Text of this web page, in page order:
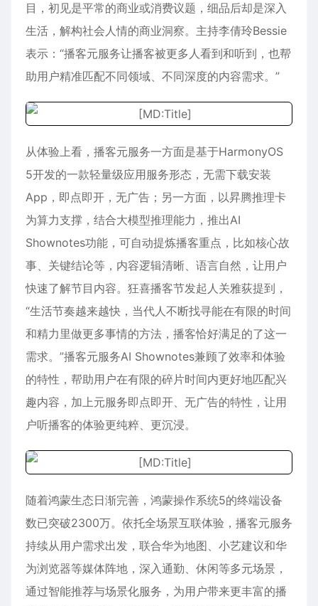
目，初见是平常的商业或消费议题，细品后却是深入
生活，解构社会人情的商业洞察。主持李倩玲Bessie
表示：“播客元服务让播客被更多人看到和听到，也帮
助用户精准匹配不同领域、不同深度的内容需求。”
从体验上看，播客元服务一方面是基于HarmonyOS
5开发的一款轻量级应用服务形态，无需下载安装
App，即点即开，无广告；另一方面，以昇腾推理卡
为算力支撑，结合大模型推理能力，推出AI
Shownotes功能，可自动提炼播客重点，比如核心故
事、关键结论等，内容逻辑清晰、语言自然，让用户
快速了解节目内容。狂喜播客节发起人关雅荻提到，
“生活节奏越来越快，当代人不断找寻能在有限的时间
和精力里做更多事情的方法，播客恰好满足的了这一
需求。”播客元服务AI Shownotes兼顾了效率和体验
的特性，帮助用户在有限的碎片时间内更好地匹配兴
趣内容，加上元服务即点即开、无广告的特性，让用
户听播客的体验更纯粹、更沉浸。
随着鸿蒙生态日渐完善，鸿蒙操作系统5的终端设备
数已突破2300万。依托全场景互联体验，播客元服务
持续从用户需求出发，联合华为地图、小艺建议和华
为浏览器等媒体阵地，深入通勤、休闲等多元场景，
通过智能推荐与场景化服务，为用户带来更丰富的播